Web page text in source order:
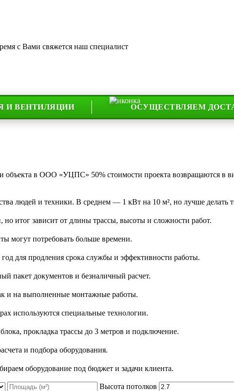
с Вами свяжется наш специалист
ОСУЩЕСТВЛЯЕМ ДОСТАВКУ
объекта в ООО «УЦПС» 50% стоимости проекта возвращаются в
людей и техники. В среднем — 1 кВт на 10 м², но лучше делать
итог зависит от длины трассы, высоты и сложности работ.
могут потребовать больше времени.
для продления срока службы и эффективности работы.
пакет документов и безналичный расчет.
и на выполненные монтажные работы.
используются специальные технологии.
прокладка трассы до 3 метров и подключение.
и подбора оборудования.
оборудование под бюджет и задачи клиента.
Высота потолков